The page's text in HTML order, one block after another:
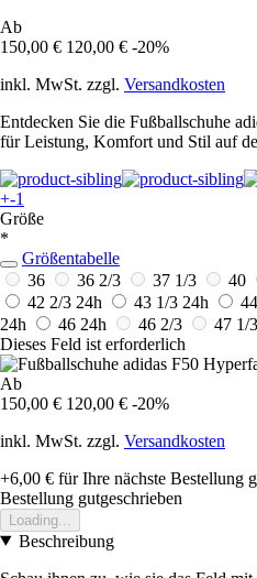
Ab
150,00 € 120,00 € -20%
inkl. MwSt. zzgl. Versandkosten
Entdecken Sie die Fußballschuhe
für Leistung, Komfort und Stil auf
+-1
Größe
*
Größentabelle
36
36 2/3 37 1/3 40
42 2/3 24h 43 1/3 24h 44
24h
46 24h 46 2/3 47 1/3
Dieses Feld ist erforderlich
Ab
150,00 € 120,00 € -20%
inkl. MwSt. zzgl. Versandkosten
+6,00 € für Ihre nächste Bestellung
Bestellung gutgeschrieben
Loading...
Beschreibung